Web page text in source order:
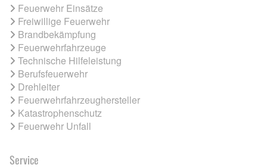
Feuerwehr Einsätze
Freiwillige Feuerwehr
Brandbekämpfung
Feuerwehrfahrzeuge
Technische Hilfeleistung
Berufsfeuerwehr
Drehleiter
Feuerwehrfahrzeughersteller
Katastrophenschutz
Feuerwehr Unfall
Service